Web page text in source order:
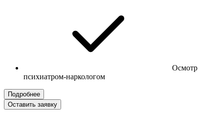
Осмотр
психиатром-наркологом
Подробнее
Оставить заявку